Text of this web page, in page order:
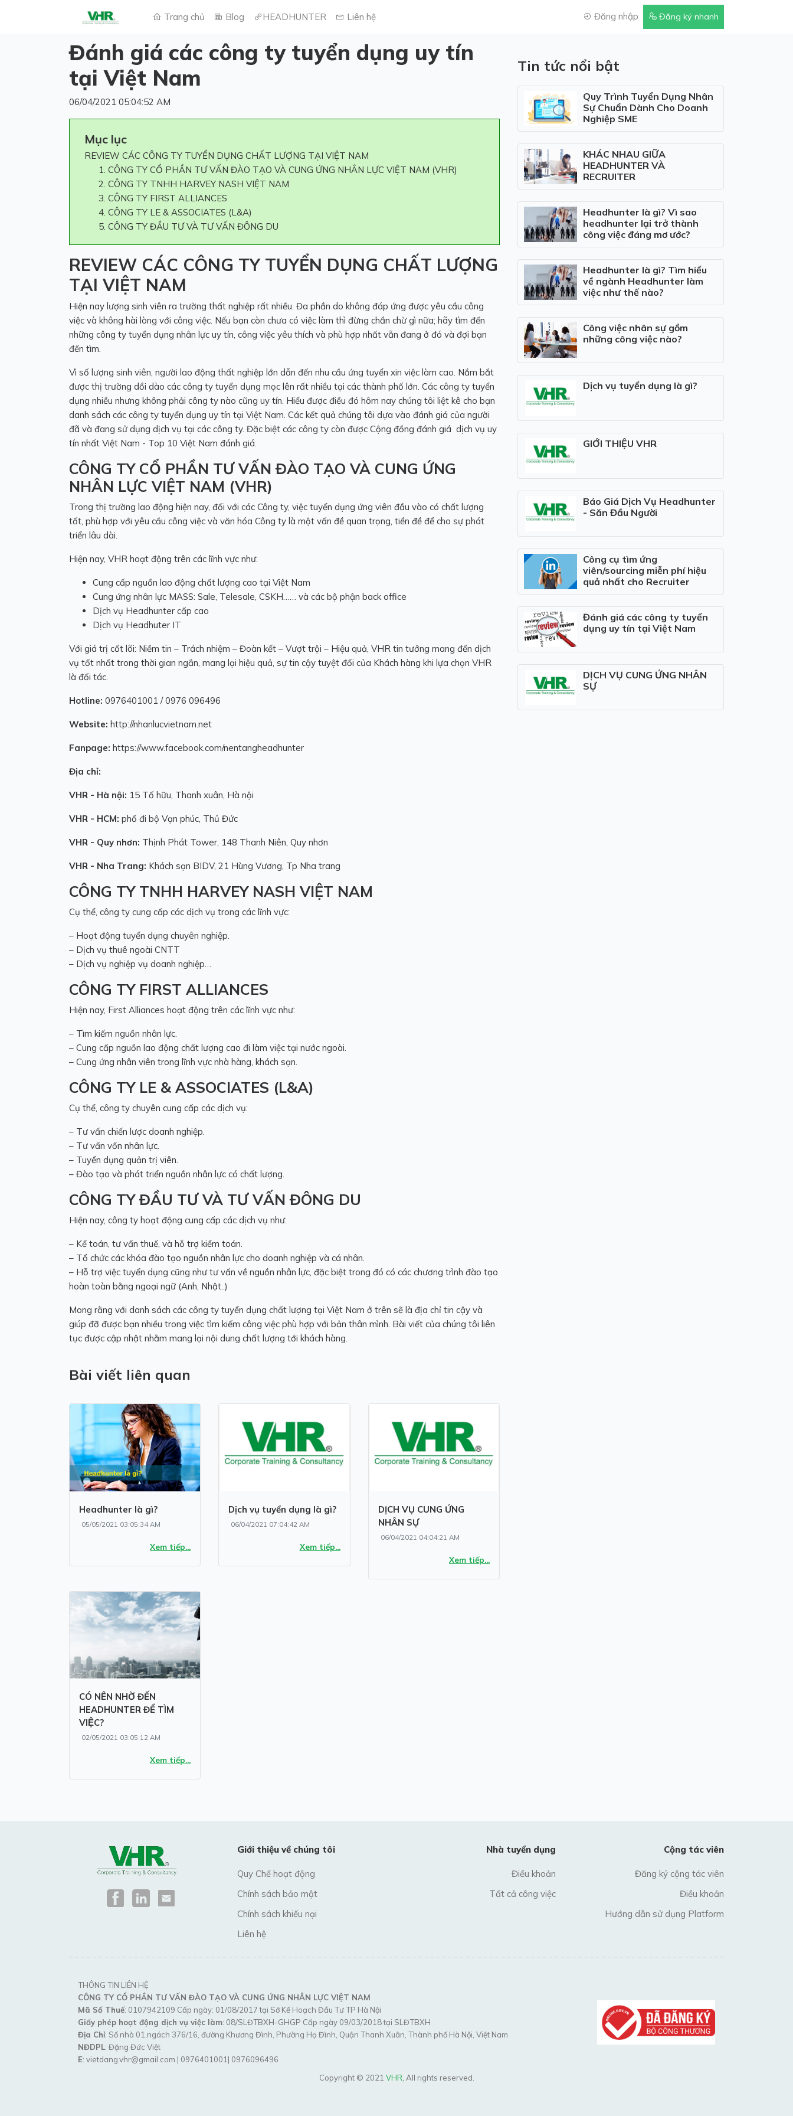
Trang chủ Blog HEADHUNTER Liên hệ Đăng nhập Đăng ký nhanh
Đánh giá các công ty tuyển dụng uy tín
tại Việt Nam
06/04/2021 05:04:52 AM
Mục lục
REVIEW CÁC CÔNG TY TUYỂN DỤNG CHẤT LƯỢNG TẠI VIỆT NAM
CÔNG TY CỔ PHẦN TƯ VẤN ĐÀO TẠO VÀ CUNG ỨNG NHÂN LỰC VIỆT NAM (VHR)
CÔNG TY TNHH HARVEY NASH VIỆT NAM
CÔNG TY FIRST ALLIANCES
CÔNG TY LE & ASSOCIATES (L&A)
CÔNG TY ĐẦU TƯ VÀ TƯ VẤN ĐÔNG DU
REVIEW CÁC CÔNG TY TUYỂN DỤNG CHẤT LƯỢNG
TẠI VIỆT NAM
Hiện nay lượng sinh viên ra trường thất nghiệp rất nhiều. Đa phần do không đáp ứng được yêu cầu công
việc và không hài lòng với công việc. Nếu bạn còn chưa có việc làm thì đừng chần chừ gì nữa; hãy tìm đến
những công ty tuyển dụng nhân lực uy tín, công việc yêu thích và phù hợp nhất vẫn đang ở đó và đợi bạn
đến tìm.
Vì số lượng sinh viên, người lao động thất nghiệp lớn dẫn đến nhu cầu ứng tuyển xin việc làm cao. Nắm bắt
được thị trường dồi dào các công ty tuyển dụng mọc lên rất nhiều tại các thành phố lớn. Các công ty tuyển
dụng nhiều nhưng không phải công ty nào cũng uy tín. Hiểu được điều đó hôm nay chúng tôi liệt kê cho bạn
danh sách các công ty tuyển dụng uy tín tại Việt Nam. Các kết quả chúng tôi dựa vào đánh giá của người
đã và đang sử dụng dịch vụ tại các công ty. Đặc biệt các công ty còn được Cộng đồng đánh giá dịch vụ uy
tín nhất Việt Nam - Top 10 Việt Nam đánh giá.
CÔNG TY CỔ PHẦN TƯ VẤN ĐÀO TẠO VÀ CUNG ỨNG
NHÂN LỰC VIỆT NAM (VHR)
Trong thị trường lao động hiện nay, đối với các Công ty, việc tuyển dụng ứng viên đầu vào có chất lượng
tốt, phù hợp với yêu cầu công việc và văn hóa Công ty là một vấn đề quan trọng, tiền đề để cho sự phát
triển lâu dài.
Hiện nay, VHR hoạt động trên các lĩnh vực như:
Cung cấp nguồn lao động chất lượng cao tại Việt Nam
Cung ứng nhân lực MASS: Sale, Telesale, CSKH…… và các bộ phận back office
Dịch vụ Headhunter cấp cao
Dịch vụ Headhuter IT
Với giá trị cốt lõi: Niềm tin – Trách nhiệm – Đoàn kết – Vượt trội – Hiệu quả, VHR tin tưởng mang đến dịch
vụ tốt nhất trong thời gian ngắn, mang lại hiệu quả, sự tin cậy tuyệt đối của Khách hàng khi lựa chọn VHR
là đối tác.
Hotline: 0976401001 / 0976 096496
Website: http://nhanlucvietnam.net
Fanpage: https://www.facebook.com/nentangheadhunter
Địa chỉ:
VHR - Hà nội: 15 Tố hữu, Thanh xuân, Hà nội
VHR - HCM: phố đi bộ Vạn phúc, Thủ Đức
VHR - Quy nhơn: Thịnh Phát Tower, 148 Thanh Niên, Quy nhơn
VHR - Nha Trang: Khách sạn BIDV, 21 Hùng Vương, Tp Nha trang
CÔNG TY TNHH HARVEY NASH VIỆT NAM
Cụ thể, công ty cung cấp các dịch vụ trong các lĩnh vực:
– Hoạt động tuyển dụng chuyên nghiệp.
– Dịch vụ thuê ngoài CNTT
– Dịch vụ nghiệp vụ doanh nghiệp…
CÔNG TY FIRST ALLIANCES
Hiện nay, First Alliances hoạt động trên các lĩnh vực như:
– Tìm kiếm nguồn nhân lực.
– Cung cấp nguồn lao động chất lượng cao đi làm việc tại nước ngoài.
– Cung ứng nhân viên trong lĩnh vực nhà hàng, khách sạn.
CÔNG TY LE & ASSOCIATES (L&A)
Cụ thể, công ty chuyên cung cấp các dịch vụ:
– Tư vấn chiến lược doanh nghiệp.
– Tư vấn vốn nhân lực.
– Tuyển dụng quản trị viên.
– Đào tạo và phát triển nguồn nhân lực có chất lượng.
CÔNG TY ĐẦU TƯ VÀ TƯ VẤN ĐÔNG DU
Hiện nay, công ty hoạt động cung cấp các dịch vụ như:
– Kế toán, tư vấn thuế, và hỗ trợ kiểm toán.
– Tổ chức các khóa đào tạo nguồn nhân lực cho doanh nghiệp và cá nhân.
– Hỗ trợ việc tuyển dụng cũng như tư vấn về nguồn nhân lực, đặc biệt trong đó có các chương trình đào tạo
hoàn toàn bằng ngoại ngữ (Anh, Nhật..)
Mong rằng với danh sách các công ty tuyển dụng chất lượng tại Việt Nam ở trên sẽ là địa chỉ tin cậy và
giúp đỡ được bạn nhiều trong việc tìm kiếm công việc phù hợp với bản thân mình. Bài viết của chúng tôi liên
tục được cập nhật nhằm mang lại nội dung chất lượng tới khách hàng.
Bài viết liên quan
Headhunter là gì?
05/05/2021 03:05:34 AM
Xem tiếp...
Dịch vụ tuyển dụng là gì?
06/04/2021 07:04:42 AM
Xem tiếp...
DỊCH VỤ CUNG ỨNG
NHÂN SỰ
06/04/2021 04:04:21 AM
Xem tiếp...
CÓ NÊN NHỜ ĐẾN
HEADHUNTER ĐỂ TÌM
VIỆC?
02/05/2021 03:05:12 AM
Xem tiếp...
Tin tức nổi bật
Quy Trình Tuyển Dụng Nhân
Sự Chuẩn Dành Cho Doanh
Nghiệp SME
KHÁC NHAU GIỮA
HEADHUNTER VÀ
RECRUITER
Headhunter là gì? Vì sao
headhunter lại trở thành
công việc đáng mơ ước?
Headhunter là gì? Tìm hiểu
về ngành Headhunter làm
việc như thế nào?
Công việc nhân sự gồm
những công việc nào?
Dịch vụ tuyển dụng là gì?
GIỚI THIỆU VHR
Báo Giá Dịch Vụ Headhunter
- Săn Đầu Người
Công cụ tìm ứng
viên/sourcing miễn phí hiệu
quả nhất cho Recruiter
Đánh giá các công ty tuyển
dụng uy tín tại Việt Nam
DỊCH VỤ CUNG ỨNG NHÂN
SỰ
Giới thiệu về chúng tôi
Quy Chế hoạt động
Chính sách bảo mật
Chính sách khiếu nại
Liên hệ
Nhà tuyển dụng
Điều khoản
Tất cả công việc
Cộng tác viên
Đăng ký cộng tác viên
Điều khoản
Hướng dẫn sử dụng Platform
THÔNG TIN LIÊN HỆ
CÔNG TY CỔ PHẦN TƯ VẤN ĐÀO TẠO VÀ CUNG ỨNG NHÂN LỰC VIỆT NAM
Mã Số Thuế: 0107942109 Cấp ngày: 01/08/2017 tại Sở Kế Hoạch Đầu Tư TP Hà Nội
Giấy phép hoạt động dịch vụ việc làm: 08/SLĐTBXH-GHGP Cấp ngày 09/03/2018 tại SLĐTBXH
Địa Chỉ: Số nhà 01,ngách 376/16, đường Khương Đình, Phường Hạ Đình, Quận Thanh Xuân, Thành phố Hà Nội, Việt Nam
NĐDPL: Đặng Đức Việt
E: vietdang.vhr@gmail.com | 0976401001| 0976096496
Copyright © 2021 VHR , All rights reserved.